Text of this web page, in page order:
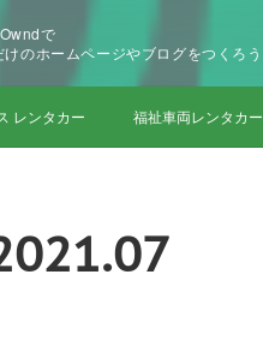
で
けのホームページやブログをつくろう
レンタカー 福祉車両レンタカー
.07